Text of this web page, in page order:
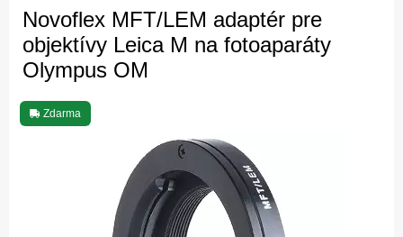
Novoflex MFT/LEM adaptér pre
objektívy Leica M na fotoaparáty
Olympus OM
Zdarma